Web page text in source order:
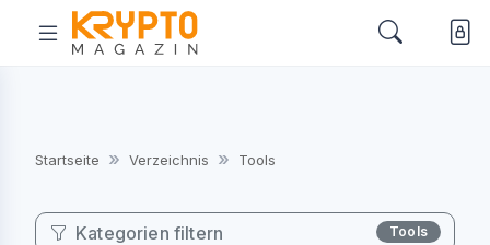
Startseite Verzeichnis Tools
Kategorien filtern Tools